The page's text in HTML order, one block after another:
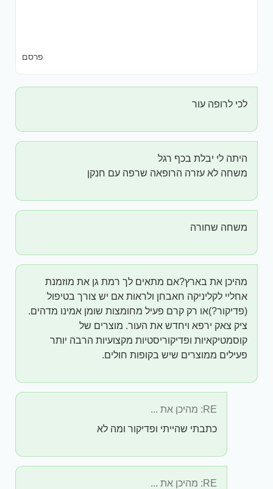
פרסם
לכי לרופה עור
היתה לי יבלת בכף רגל
משחה לא עזרה הרופאה שרפה עם חנקן
משחה שחורה
מהיכן את בארץ?אם מתאים לך רמת גן את מוזמנת
אחליי לקליניקה חאבחן ולראות אם יש צורך בטיפול
(פדיקור?)או רק קרם פעיל מחומצות שומן אמינו מדהים.
ציק צאק ירפא ויחדש את העור. מוצרים של
קוסמטיקאיות ופדיקוריסטיות מקצועיות הרבה יותר
פעילים ממוצרים שיש בקופות חולים.
RE: מהיכן את ...
כתבתי שהייתי ופדיקור ומה לא
RE: מהיכן את ...